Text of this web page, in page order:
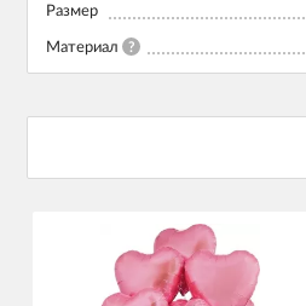
Размер
Материал ?